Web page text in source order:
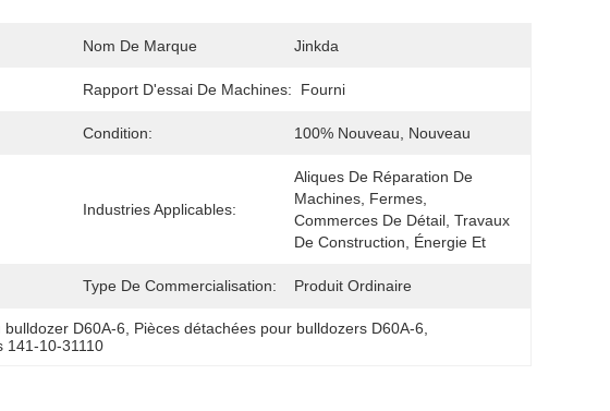
Nom De Marque Jinkda
Rapport D'essai De Machines: Fourni
Condition: 100% Nouveau, Nouveau
Industries Applicables:
Aliques De Réparation De
Machines, Fermes,
Commerces De Détail, Travaux
De Construction, Énergie Et
Type De Commercialisation: Produit Ordinaire
D60A-6 Pièces détachées pour bulldozers D60A-6
141-10-31110